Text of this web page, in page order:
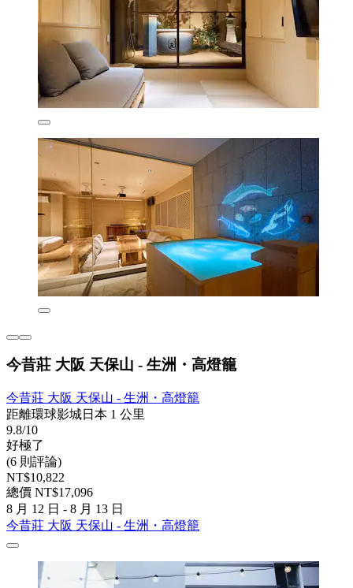
今昔莊 大阪 天保山 - 生洲・高燈籠
今昔莊 大阪 天保山 - 生洲・高燈籠
距離環球影城日本 1 公里
9.8/10
好極了
(6 則評論)
NT$10,822
總價 NT$17,096
8 月 12 日 - 8 月 13 日
今昔莊 大阪 天保山 - 生洲・高燈籠